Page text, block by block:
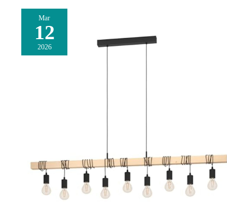
Mar
12
2026
Avis
sur
le